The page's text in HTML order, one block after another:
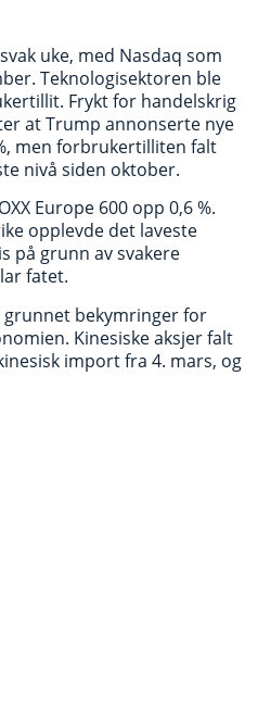
uke, med Nasdaq som
Teknologisektoren ble
Frykt for handelskrig
at Trump annonserte nye
men forbrukertilliten falt
nivå siden oktober.
Europe 600 opp 0,6 %.
opplevde det laveste
på grunn av svakere
fatet.
grunnet bekymringer for
Kinesiske aksjer falt
import fra 4. mars, og